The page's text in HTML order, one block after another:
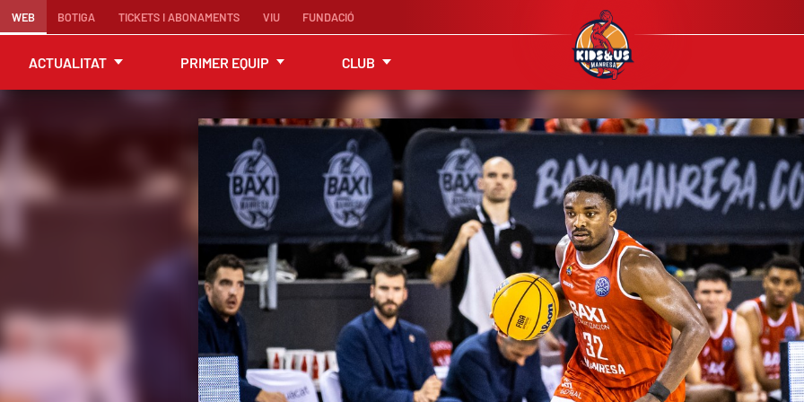
WEB BOTIGA TICKETS I ABONAMENTS VIU FUNDACIÓ
ACTUALITAT PRIMER EQUIP CLUB